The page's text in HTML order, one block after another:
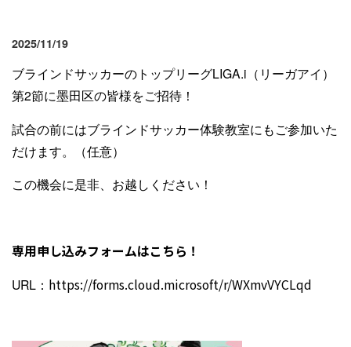
2025/11/19
ブラインドサッカーのトップリーグLIGA.i（リーガアイ）
第2節に墨田区の皆様をご招待！
試合の前にはブラインドサッカー体験教室にもご参加いた
だけます。（任意）
この機会に是非、お越しください！
専用申し込みフォームはこちら！
URL： https://forms.cloud.microsoft/r/WXmvVYCLqd